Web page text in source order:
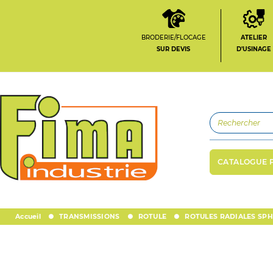
BRODERIE/FLOCAGE
SUR DEVIS
ATELIER
D'USINAGE
CATALOGUE
Accueil TRANSMISSIONS ROTULE ROTULES RADIALES